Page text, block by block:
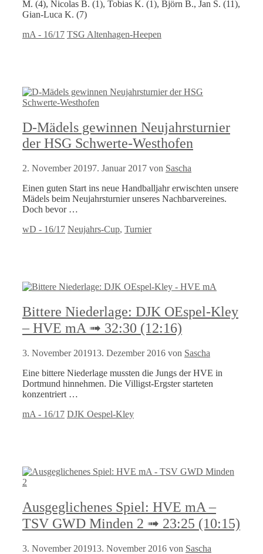
M. (4), Nicolas B. (1), Tobias K. (1), Björn B., Jan S. (11),
Gian-Luca K. (7)
Kategorien
mA - 16/17 Schlagwörter
TSG Altenhagen-Heepen
D-Mädels gewinnen Neujahrsturnier
der HSG Schwerte-Westhofen
2. November 20197. Januar 2017 von Sascha
Einen guten Start ins neue Handballjahr erwischten unsere
Mädels beim Neujahrsturnier unseres Nachbarvereines.
Doch bevor …
Kategorien
wD - 16/17 Schlagwörter
Neujahrs-Cup, Turnier
Bittere Niederlage: DJK OEspel-Kley
– HVE mA ➟ 32:30 (12:16)
3. November 201913. Dezember 2016 von Sascha
Eine bittere Niederlage mussten die Jungs der HVE in
Dortmund hinnehmen. Die Villigst-Ergster starteten
konzentriert …
Kategorien
mA - 16/17 Schlagwörter
DJK Oespel-Kley
Ausgeglichenes Spiel: HVE mA –
TSV GWD Minden 2 ➟ 23:25 (10:15)
3. November 201913. November 2016 von Sascha